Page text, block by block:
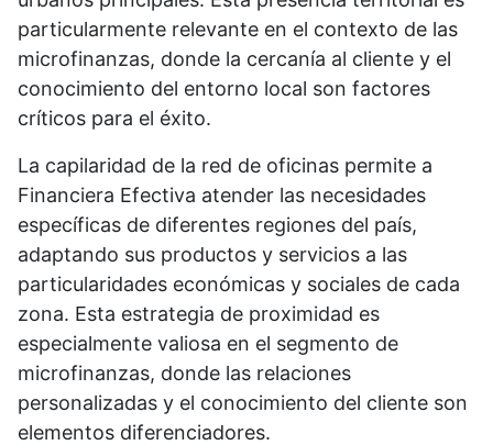
particularmente relevante en el contexto de las
microfinanzas, donde la cercanía al cliente y el
conocimiento del entorno local son factores
críticos para el éxito.
La capilaridad de la red de oficinas permite a
Financiera Efectiva atender las necesidades
específicas de diferentes regiones del país,
adaptando sus productos y servicios a las
particularidades económicas y sociales de cada
zona. Esta estrategia de proximidad es
especialmente valiosa en el segmento de
microfinanzas, donde las relaciones
personalizadas y el conocimiento del cliente son
elementos diferenciadores.